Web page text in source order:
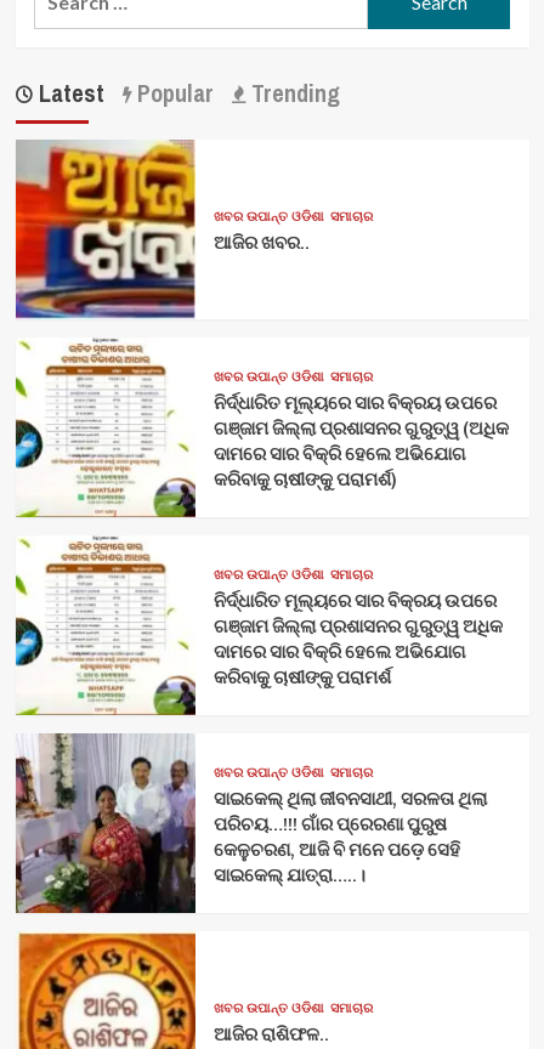
Latest Popular Trending
ଖବର ଉପାନ୍ତ ଓଡିଶା ସମାଚାର
ଆଜିର ଖବର..
ଖବର ଉପାନ୍ତ ଓଡିଶା ସମାଚାର
ନିର୍ଦ୍ଧାରିତ ମୂଲ୍ୟରେ ସାର ବିକ୍ରୟ ଉପରେ
ଗଞ୍ଜାମ ଜିଲ୍ଲା ପ୍ରଶାସନର ଗୁରୁତ୍ୱ (ଅଧିକ
ଦାମରେ ସାର ବିକ୍ରି ହେଲେ ଅଭିଯୋଗ
କରିବାକୁ ଚାଷୀଙ୍କୁ ପରାମର୍ଶ)
ଖବର ଉପାନ୍ତ ଓଡିଶା ସମାଚାର
ନିର୍ଦ୍ଧାରିତ ମୂଲ୍ୟରେ ସାର ବିକ୍ରୟ ଉପରେ
ଗଞ୍ଜାମ ଜିଲ୍ଲା ପ୍ରଶାସନର ଗୁରୁତ୍ୱ ଅଧିକ
ଦାମରେ ସାର ବିକ୍ରି ହେଲେ ଅଭିଯୋଗ
କରିବାକୁ ଚାଷୀଙ୍କୁ ପରାମର୍ଶ
ଖବର ଉପାନ୍ତ ଓଡିଶା ସମାଚାର
ସାଇକେଲ୍ ଥିଲା ଜୀବନସାଥୀ, ସରଳତା ଥିଲା
ପରିଚୟ…!!! ଗାଁର ପ୍ରେରଣା ପୁରୁଷ
କେଳୁଚରଣ, ଆଜି ବି ମନେ ପଡ଼େ ସେହି
ସାଇକେଲ୍ ଯାତ୍ରା…..।
ଖବର ଉପାନ୍ତ ଓଡିଶା ସମାଚାର
ଆଜିର ରାଶିଫଳ..